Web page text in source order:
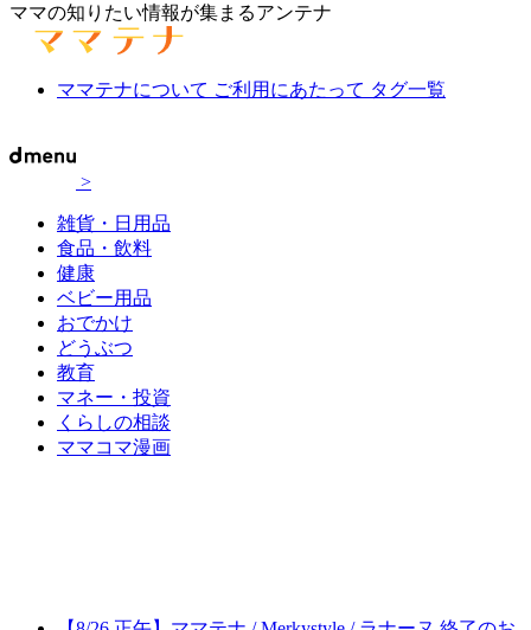
ママの知りたい情報が集まるアンテナ
ママテナについて ご利用にあたって タグ一覧
>
雑貨・日用品
食品・飲料
健康
ベビー用品
おでかけ
どうぶつ
教育
マネー・投資
くらしの相談
ママコマ漫画